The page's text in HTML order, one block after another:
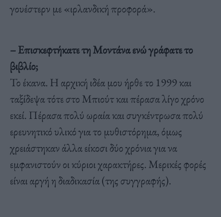
γουέστερν με «ιρλανδική προφορά».
– Επισκεφτήκατε τη Μοντάνα ενώ γράφατε το
βιβλίο;
Το έκανα. Η αρχική ιδέα μου ήρθε το 1999 και
ταξίδεψα τότε στο Μπιούτ και πέρασα λίγο χρόνο
εκεί. Πέρασα πολύ ωραία και συγκέντρωσα πολύ
ερευνητικό υλικό για το μυθιστόρημα, όμως
χρειάστηκαν άλλα είκοσι δύο χρόνια για να
εμφανιστούν οι κύριοι χαρακτήρες. Μερικές φορές
είναι αργή η διαδικασία (της συγγραφής).